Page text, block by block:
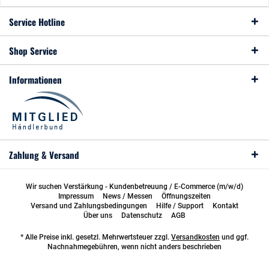
Service Hotline
Shop Service
Informationen
Zahlung & Versand
Wir suchen Verstärkung - Kundenbetreuung / E-Commerce (m/w/d)
Impressum
News / Messen
Öffnungszeiten
Versand und Zahlungsbedingungen
Hilfe / Support
Kontakt
Über uns
Datenschutz AGB
* Alle Preise inkl. gesetzl. Mehrwertsteuer zzgl. Versandkosten und ggf.
Nachnahmegebühren, wenn nicht anders beschrieben